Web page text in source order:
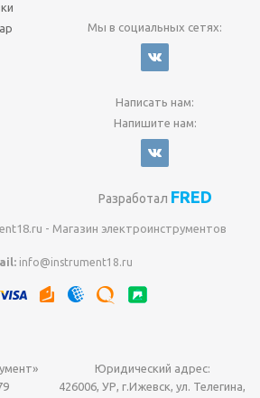
Мы в социальных сетях:
Написать нам:
Напишите нам:
Разработал FRED
- Магазин электроинструментов
info@instrument18.ru
Юридический адрес:
426006, УР, г.Ижевск, ул. Телегина,